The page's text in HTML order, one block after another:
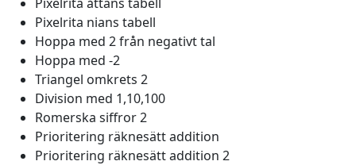
Pixelrita nians tabell
Hoppa med 2 från negativt tal
Hoppa med -2
Triangel omkrets 2
Division med 1,10,100
Romerska siffror 2
Prioritering räknesätt addition
Prioritering räknesätt addition 2